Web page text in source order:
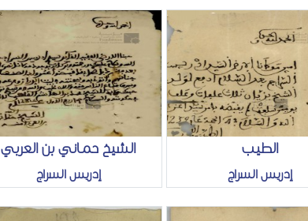
الشيخ حماني بن العربي
إدريس السراج
الطيب
إدريس السراج